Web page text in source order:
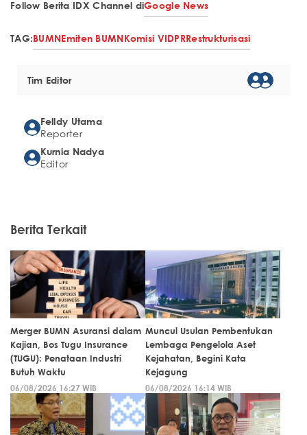
Follow Berita IDX Channel diGoogle News
TAG:BUMNEmiten BUMNKomisi VIDPRRestrukturisasi
Tim Editor
Felldy Utama
Reporter
Kurnia Nadya
Editor
Berita Terkait
Merger BUMN Asuransi dalam
Kajian, Bos Tugu Insurance
(TUGU): Penataan Industri
Butuh Waktu
06/08/2026 16:27 WIB
Muncul Usulan Pembentukan
Lembaga Pengelola Aset
Kejahatan, Begini Kata
Kejagung
06/08/2026 16:14 WIB